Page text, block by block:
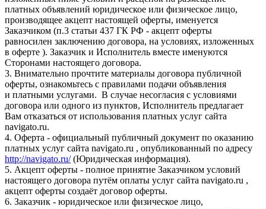
платных объявлений юридическое или физическое лицо,
производящее акцепт настоящей оферты, именуется
Заказчиком (п.3 статьи 437 ГК РФ - акцепт оферты
равносилен заключению договора, на условиях, изложенных
в оферте ). Заказчик и Исполнитель вместе именуются
Сторонами настоящего договора.
3. Внимательно прочтите материалы договора публичной
оферты, ознакомьтесь с правилами подачи объявления
и платными услугами. В случае несогласия с условиями
договора или одного из пунктов, Исполнитель предлагает
Вам отказаться от использования платных услуг сайта
navigato.ru.
4. Оферта - официальный публичный документ по оказанию
платных услуг сайта navigato.ru , опубликованный по адресу
http://navigato.ru/(Юридическая информация).
5. Акцепт оферты - полное принятие Заказчиком условий
настоящего договора путём оплаты услуг сайта navigato.ru ,
акцепт оферты создаёт договор оферты.
6. Заказчик - юридическое или физическое лицо,